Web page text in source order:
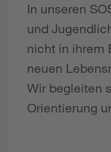
In unseren
und
nicht in ihrem
neuen
Wir begleiten
Orientierung